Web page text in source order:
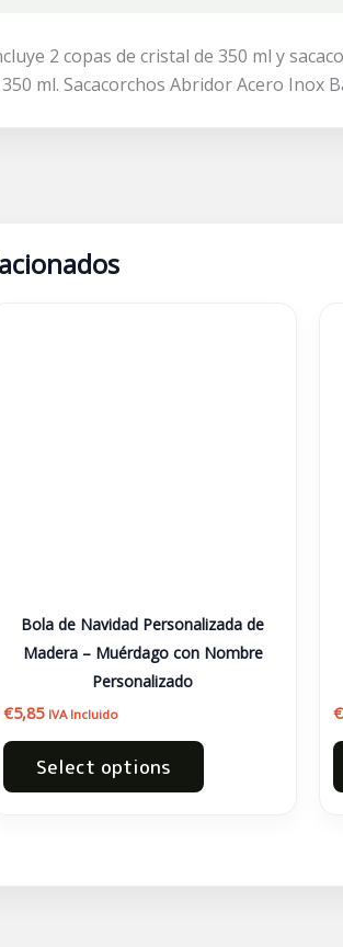
2 copas de cristal de 350 ml y
ml. Sacacorchos Abridor Acero Inox
Bola de Navidad Personalizada de
Madera – Muérdago con Nombre
Personalizado
€5,85 IVA Incluido
Select options
€